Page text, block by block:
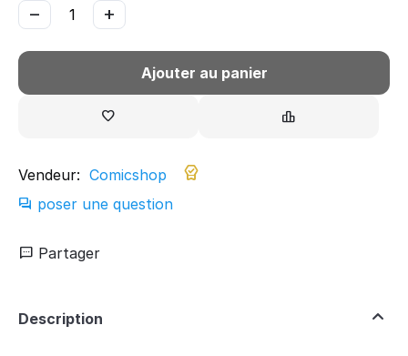
+
−
Ajouter au panier
Vendeur: Comicshop
poser une question
Partager
Description